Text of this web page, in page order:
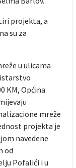
projekta, a
su za
u ulicama
KM, Općina
mreže
projekta je
navedene
od
Pofalići i u